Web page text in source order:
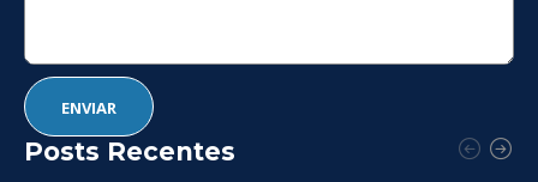
Posts Recentes